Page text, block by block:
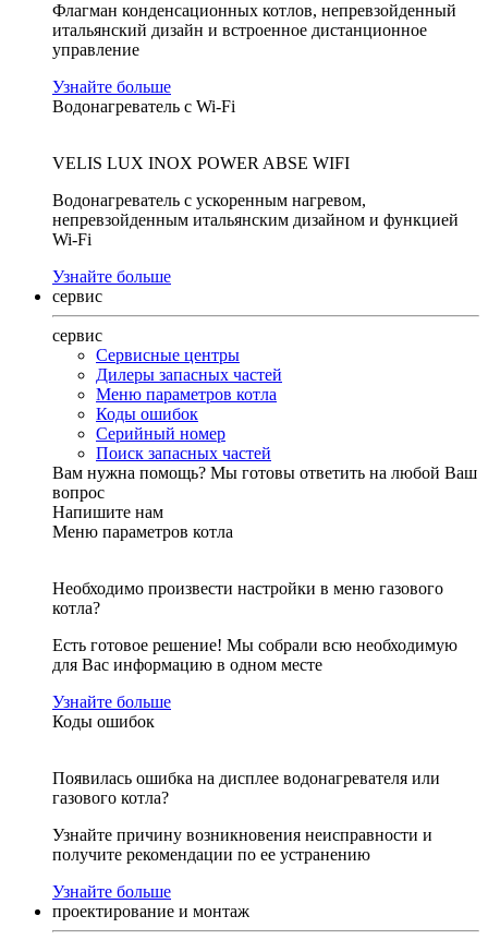
Флагман конденсационных котлов, непревзойденный
итальянский дизайн и встроенное дистанционное
управление
Узнайте больше
Водонагреватель с Wi-Fi
VELIS LUX INOX POWER ABSE WIFI
Водонагреватель с ускоренным нагревом,
непревзойденным итальянским дизайном и функцией
Wi-Fi
Узнайте больше
сервис
сервис
Сервисные центры
Дилеры запасных частей
Меню параметров котла
Коды ошибок
Серийный номер
Поиск запасных частей
Вам нужна помощь? Мы готовы ответить на любой Ваш
вопрос
Напишите нам
Меню параметров котла
Необходимо произвести настройки в меню газового
котла?
Есть готовое решение! Мы собрали всю необходимую
для Вас информацию в одном месте
Узнайте больше
Коды ошибок
Появилась ошибка на дисплее водонагревателя или
газового котла?
Узнайте причину возникновения неисправности и
получите рекомендации по ее устранению
Узнайте больше
проектирование и монтаж